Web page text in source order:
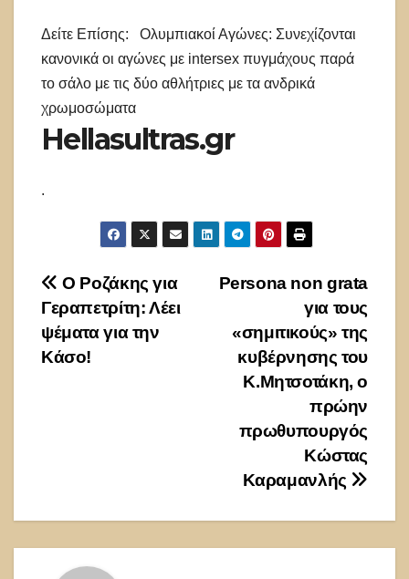
Δείτε Επίσης:
Ολυμπιακοί Αγώνες: Συνεχίζονται
κανονικά οι αγώνες με intersex πυγμάχους παρά
το σάλο με τις δύο αθλήτριες με τα ανδρικά
χρωμοσώματα
Hellasultras.gr
.
Πλοήγηση
άρθρων
Persona non grata
για τους
«σημιτικούς» της
κυβέρνησης του
Κ.Μητσοτάκη, ο
πρώην
πρωθυπουργός
Κώστας
Καραμανλής
Ο Ροζάκης για
Γεραπετρίτη: Λέει
ψέματα για την
Κάσο!